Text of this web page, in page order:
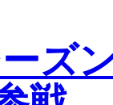
ズ